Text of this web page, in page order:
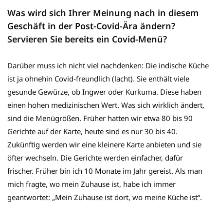
Was wird sich Ihrer Meinung nach in diesem
Geschäft in der Post-Covid-Ära ändern?
Servieren Sie bereits ein Covid-Menü?
Darüber muss ich nicht viel nachdenken: Die indische Küche
ist ja ohnehin Covid-freundlich (lacht). Sie enthält viele
gesunde Gewürze, ob Ingwer oder Kurkuma. Diese haben
einen hohen medizinischen Wert. Was sich wirklich ändert,
sind die Menügrößen. Früher hatten wir etwa 80 bis 90
Gerichte auf der Karte, heute sind es nur 30 bis 40.
Zukünftig werden wir eine kleinere Karte anbieten und sie
öfter wechseln. Die Gerichte werden einfacher, dafür
frischer. Früher bin ich 10 Monate im Jahr gereist. Als man
mich fragte, wo mein Zuhause ist, habe ich immer
geantwortet: „Mein Zuhause ist dort, wo meine Küche ist“.